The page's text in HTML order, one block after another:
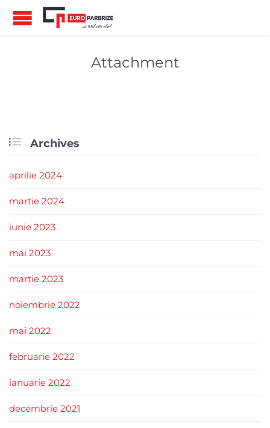
Attachment
 Archives
aprilie 2024
martie 2024
iunie 2023
mai 2023
martie 2023
noiembrie 2022
mai 2022
februarie 2022
ianuarie 2022
decembrie 2021